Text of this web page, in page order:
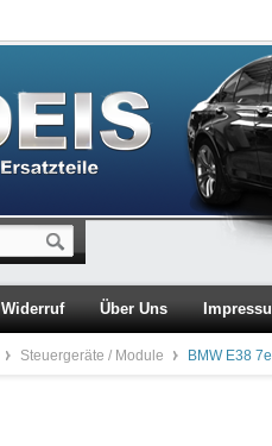
Widerruf Über Uns
Steuergeräte / Module BMW E38